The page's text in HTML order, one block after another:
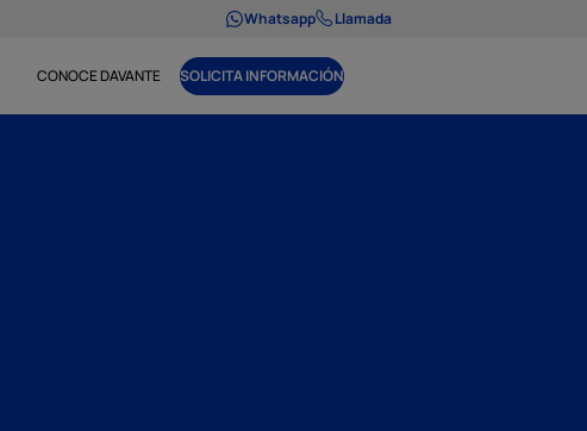
Whatsapp Llamada
CONOCE DAVANTE SOLICITA INFORMACIÓN